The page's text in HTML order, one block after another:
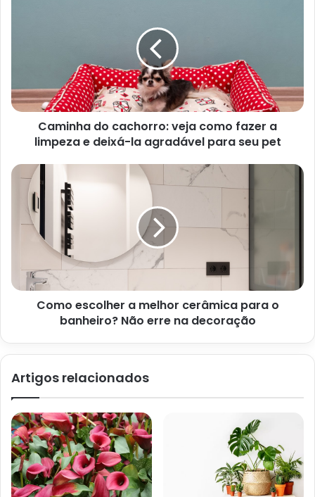
Primeiramente, você deverá adquirir uma muda da
palmeira. Ou, também, conseguir as sementes de uma
planta fêmea. Se um conhecido seu tem umaRhapis
excelsaque colocou flor, peça a ele as sementes e
semeie-as até ter suas próprias mudinhas.
Depois disso, escolha um bom vaso para sua planta,
preferencialmente um vaso médio a grande. A ráfia
costuma crescer bastante e pode alcançar até 2 metros de
altura
em vasos, mas, no plantio no chão pode chegar até
4 metros.
Palmeira-ráfia (Reprodução Canva Pro)
Plantio
Caminha do cachorro: veja como fazer a
limpeza e deixá-la agradável para seu pet
Como escolher a melhor cerâmica para o
banheiro? Não erre na decoração
Artigos relacionados